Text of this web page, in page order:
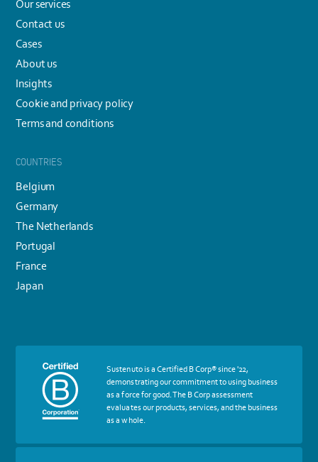
Our services
Contact us
Cases
About us
Insights
Cookie and privacy policy
Terms and conditions
COUNTRIES
Belgium
Germany
The Netherlands
Portugal
France
Japan
More
about
certif
Certified
Sustenuto is a Certified B Corp® since '22,
demonstrating our commitment to using business
as a force for good. The B Corp assessment
evaluates our products, services, and the business
as a whole.